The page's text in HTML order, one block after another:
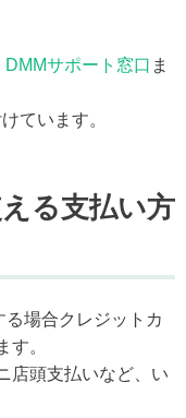
DMMサポート窓口 ま
ています。
る支払い方
る場合クレジットカ
す。
店頭支払いなど、い